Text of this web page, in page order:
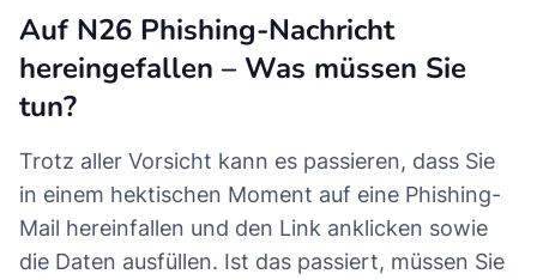
Auf N26 Phishing-Nachricht
hereingefallen – Was müssen Sie
tun?
Trotz aller Vorsicht kann es passieren, dass Sie
in einem hektischen Moment auf eine Phishing-
Mail hereinfallen und den Link anklicken sowie
die Daten ausfüllen. Ist das passiert, müssen Sie